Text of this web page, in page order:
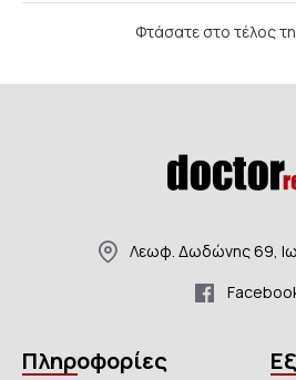
Φτάσατε στο τέλος
Λεωφ. Δωδώνης 69,
Πληροφορίες